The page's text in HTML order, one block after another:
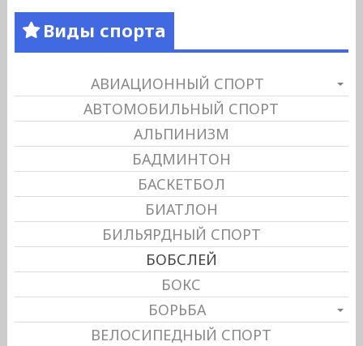
Виды спорта
АВИАЦИОННЫЙ СПОРТ
АВТОМОБИЛЬНЫЙ СПОРТ
АЛЬПИНИЗМ
БАДМИНТОН
БАСКЕТБОЛ
БИАТЛОН
БИЛЬЯРДНЫЙ СПОРТ
БОБСЛЕЙ
БОКС
БОРЬБА
ВЕЛОСИПЕДНЫЙ СПОРТ